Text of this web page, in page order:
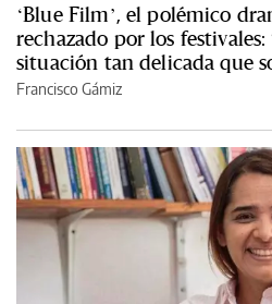
‘Blue Film’, el polémico
rechazado por los
situación tan delicada que
Francisco Gámiz